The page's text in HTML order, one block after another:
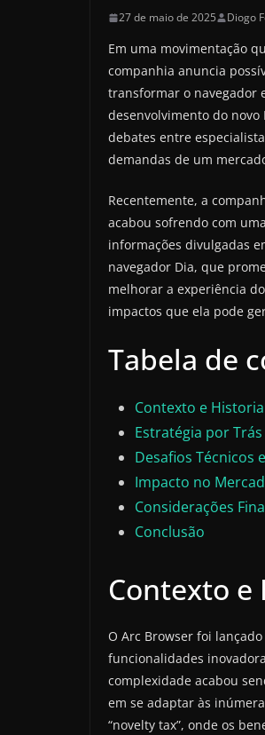
27 de maio de 2025 Diogo
Em uma movimentação
companhia anuncia
transformar o navegador
desenvolvimento do
debates entre
demandas de um
Recentemente, a
acabou sofrendo com
informações divulgadas
navegador Dia, que
melhorar a experiência
impactos que ela pode
Tabela de
Contexto e
Estratégia por
Desafios Técnicos
Impacto no
Considerações
Conclusão
Contexto e
O Arc Browser foi
funcionalidades
complexidade acabou
em se adaptar às
“novelty tax”, onde os